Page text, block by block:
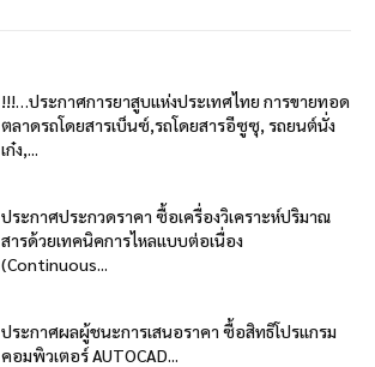
!!!…ประกาศการยาสูบแห่งประเทศไทย การขายทอด
ตลาดรถโดยสารเบ็นซ์,รถโดยสารอีซูซุ, รถยนต์นั่ง
เก๋ง,...
ประกาศประกวดราคา ซื้อเครื่องวิเคราะห์ปริมาณ
สารด้วยเทคนิคการไหลแบบต่อเนื่อง
(Continuous...
ประกาศผลผู้ชนะการเสนอราคา ซื้อสิทธิโปรแกรม
คอมพิวเตอร์ AUTOCAD...